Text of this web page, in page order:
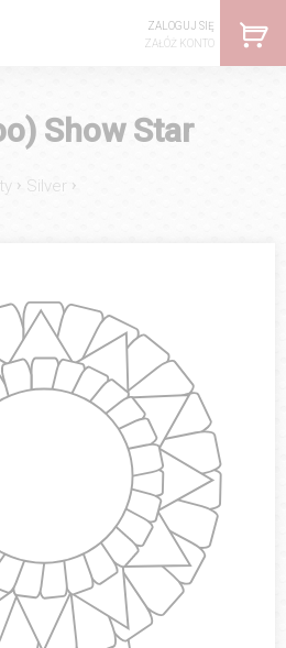
ZALOGUJ SIĘ
ZAŁÓŻ KONTO
Show Star
› Silver ›